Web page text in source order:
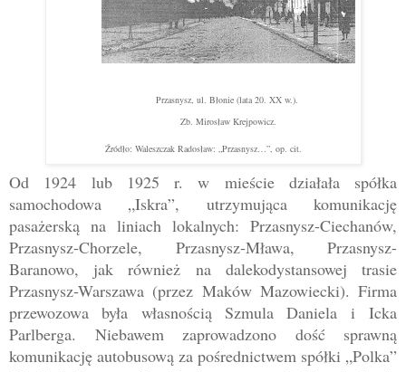
Przasnysz, ul. Błonie (lata 20. XX w.).
Zb. Mirosław Krejpowicz.
Źródło: Waleszczak Radosław: „Przasnysz…”, op. cit.
Od 1924 lub 1925 r. w mieście działała spółka
samochodowa „Iskra”, utrzymująca komunikację
pasażerską na liniach lokalnych: Przasnysz-Ciechanów,
Przasnysz-Chorzele, Przasnysz-Mława, Przasnysz-
Baranowo, jak również na dalekodystansowej trasie
Przasnysz-Warszawa (przez Maków Mazowiecki). Firma
przewozowa była własnością Szmula Daniela i Icka
Parlberga. Niebawem zaprowadzono dość sprawną
komunikację autobusową za pośrednictwem spółki „Polka”